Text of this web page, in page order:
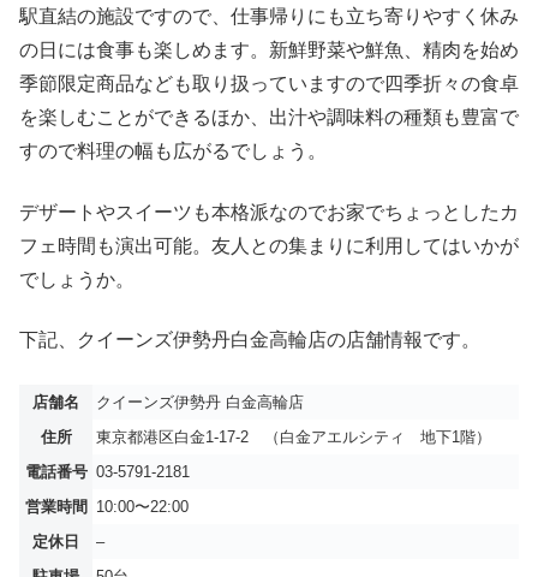
駅直結の施設ですので、仕事帰りにも立ち寄りやすく休み
の日には食事も楽しめます。新鮮野菜や鮮魚、精肉を始め
季節限定商品なども取り扱っていますので四季折々の食卓
を楽しむことができるほか、出汁や調味料の種類も豊富で
すので料理の幅も広がるでしょう。
デザートやスイーツも本格派なのでお家でちょっとしたカ
フェ時間も演出可能。友人との集まりに利用してはいかが
でしょうか。
下記、クイーンズ伊勢丹白金高輪店の店舗情報です。
店舗名
クイーンズ伊勢丹 白金高輪店
住所
東京都港区白金1-17-2 （白金アエルシティ 地下1階）
電話番号 03-5791-2181
営業時間 10:00〜22:00
定休日
–